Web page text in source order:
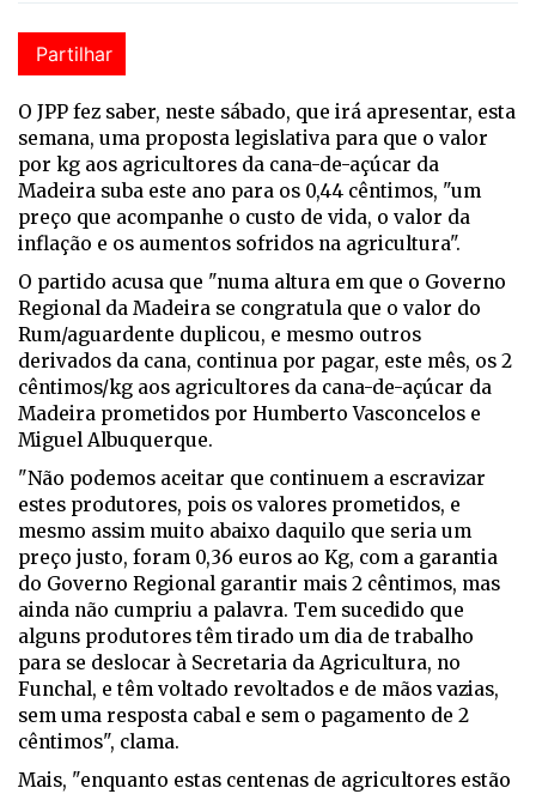
Partilhar
O JPP fez saber, neste sábado, que irá apresentar, esta
semana, uma proposta legislativa para que o valor
por kg aos agricultores da cana-de-açúcar da
Madeira suba este ano para os 0,44 cêntimos, "um
preço que acompanhe o custo de vida, o valor da
inflação e os aumentos sofridos na agricultura".
O partido acusa que "numa altura em que o Governo
Regional da Madeira se congratula que o valor do
Rum/aguardente duplicou, e mesmo outros
derivados da cana, continua por pagar, este mês, os 2
cêntimos/kg aos agricultores da cana-de-açúcar da
Madeira prometidos por Humberto Vasconcelos e
Miguel Albuquerque.
"Não podemos aceitar que continuem a escravizar
estes produtores, pois os valores prometidos, e
mesmo assim muito abaixo daquilo que seria um
preço justo, foram 0,36 euros ao Kg, com a garantia
do Governo Regional garantir mais 2 cêntimos, mas
ainda não cumpriu a palavra. Tem sucedido que
alguns produtores têm tirado um dia de trabalho
para se deslocar à Secretaria da Agricultura, no
Funchal, e têm voltado revoltados e de mãos vazias,
sem uma resposta cabal e sem o pagamento de 2
cêntimos", clama.
Mais, "enquanto estas centenas de agricultores estão